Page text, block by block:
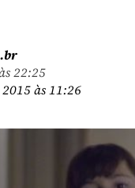
22:25
às 11:26